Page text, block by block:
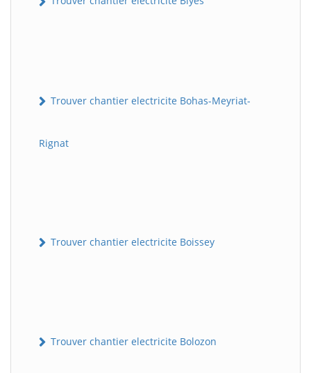
Trouver chantier electricite Bohas-Meyriat-
Rignat
Trouver chantier electricite Boissey
Trouver chantier electricite Bolozon